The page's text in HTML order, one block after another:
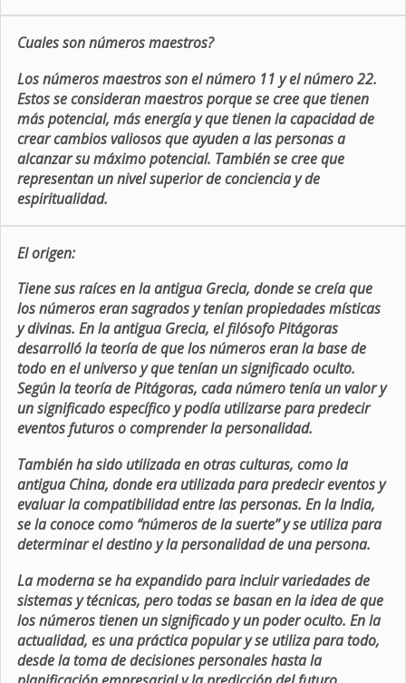
Cuales son números maestros?
Los números maestros son el número 11 y el número 22.
Estos se consideran maestros porque se cree que tienen
más potencial, más energía y que tienen la capacidad de
crear cambios valiosos que ayuden a las personas a
alcanzar su máximo potencial. También se cree que
representan un nivel superior de conciencia y de
espiritualidad.
El origen:
Tiene sus raíces en la antigua Grecia, donde se creía que
los números eran sagrados y tenían propiedades místicas
y divinas. En la antigua Grecia, el filósofo Pitágoras
desarrolló la teoría de que los números eran la base de
todo en el universo y que tenían un significado oculto.
Según la teoría de Pitágoras, cada número tenía un valor y
un significado específico y podía utilizarse para predecir
eventos futuros o comprender la personalidad.
También ha sido utilizada en otras culturas, como la
antigua China, donde era utilizada para predecir eventos y
evaluar la compatibilidad entre las personas. En la India,
se la conoce como “números de la suerte” y se utiliza para
determinar el destino y la personalidad de una persona.
La moderna se ha expandido para incluir variedades de
sistemas y técnicas, pero todas se basan en la idea de que
los números tienen un significado y un poder oculto. En la
actualidad, es una práctica popular y se utiliza para todo,
desde la toma de decisiones personales hasta la